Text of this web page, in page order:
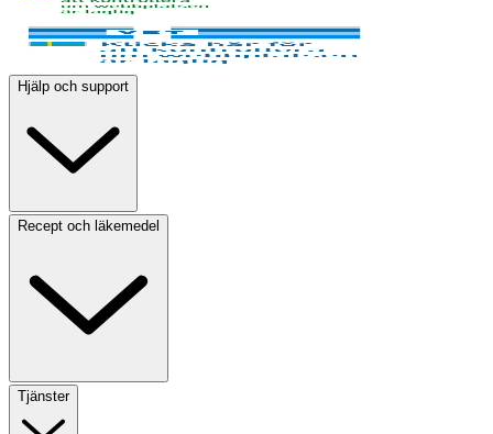
Hjälp och support
Recept och läkemedel
Tjänster